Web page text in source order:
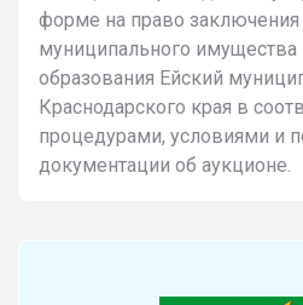
форме на право
муниципального имущества
образования Ейский
Краснодарского края в
процедурами, условиями и
документации об аукционе.